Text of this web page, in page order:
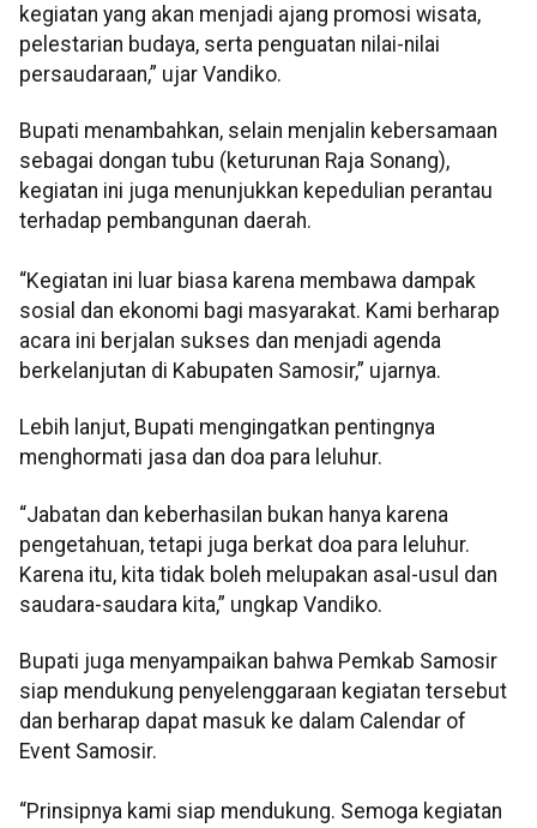
kegiatan yang akan menjadi ajang promosi wisata,
pelestarian budaya, serta penguatan nilai-nilai
persaudaraan,” ujar Vandiko.
Bupati menambahkan, selain menjalin kebersamaan
sebagai dongan tubu (keturunan Raja Sonang),
kegiatan ini juga menunjukkan kepedulian perantau
terhadap pembangunan daerah.
“Kegiatan ini luar biasa karena membawa dampak
sosial dan ekonomi bagi masyarakat. Kami berharap
acara ini berjalan sukses dan menjadi agenda
berkelanjutan di Kabupaten Samosir,” ujarnya.
Lebih lanjut, Bupati mengingatkan pentingnya
menghormati jasa dan doa para leluhur.
“Jabatan dan keberhasilan bukan hanya karena
pengetahuan, tetapi juga berkat doa para leluhur.
Karena itu, kita tidak boleh melupakan asal-usul dan
saudara-saudara kita,” ungkap Vandiko.
Bupati juga menyampaikan bahwa Pemkab Samosir
siap mendukung penyelenggaraan kegiatan tersebut
dan berharap dapat masuk ke dalam Calendar of
Event Samosir.
“Prinsipnya kami siap mendukung. Semoga kegiatan